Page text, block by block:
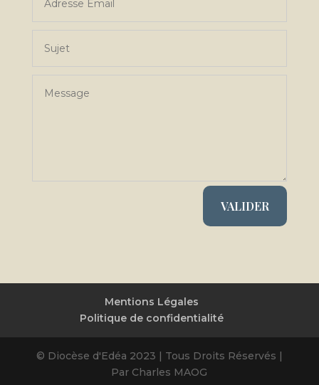
VALIDER
Mentions Légales
Politique de confidentialité
© Diocèse d'Edéa 2023 | Tous Droits Réservés |
Par Charles MAOG